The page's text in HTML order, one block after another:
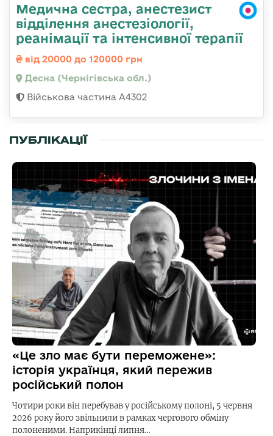
Медична сестра, анестезист
відділення анестезіології,
реанімації та інтенсивної терапії
від 20000 до 120000 грн
Десна (Чернігівська обл.)
Військова частина А4302
ПУБЛІКАЦІЇ
«Це зло має бути переможене»:
історія українця, який пережив
російський полон
Чотири роки він перебував у російському полоні, 5 червня
2026 року його звільнили в рамках чергового обміну
полоненими. Наприкінці липня…